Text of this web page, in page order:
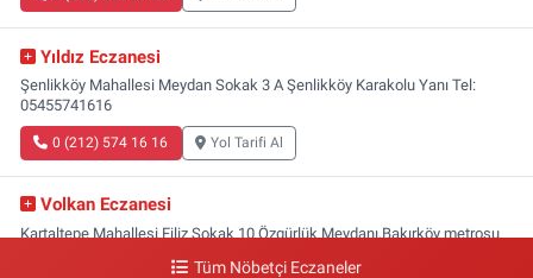
Yıldız Eczanesi
Şenlikköy Mahallesi Meydan Sokak 3 A Şenlikköy Karakolu Yanı Tel:
05455741616
0 (212) 574 16 16 Yol Tarifi Al
Volkan Eczanesi
Kartaltepe Mahallesi Filiz Sokak 10 Özgürlük Meydanı,Bakırköy metrosu
Tüm Nöbetçi Eczaneler